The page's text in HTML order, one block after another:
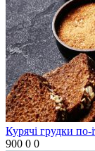
Курячі грудки по-
900 0 0